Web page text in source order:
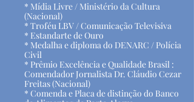
* Mídia Livre / Ministério da Cultura
(Nacional)
* Troféu LBV / Comunicação Televisiva
* Estandarte de Ouro
* Medalha e diploma do DENARC / Polícia
Civil
* Prêmio Excelência e Qualidade Brasil :
Comendador Jornalista Dr. Cláudio Cezar
Freitas (Nacional)
* Comenda e Placa de distinção do Banco